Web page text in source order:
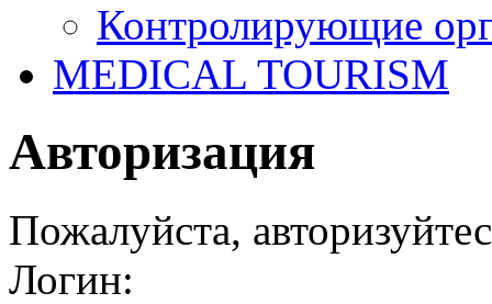
Контролирующие
MEDICAL TOURISM
Авторизация
Пожалуйста,
Логин: